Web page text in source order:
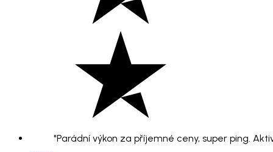
"Parádní výkon za příjemné ceny, super ping.